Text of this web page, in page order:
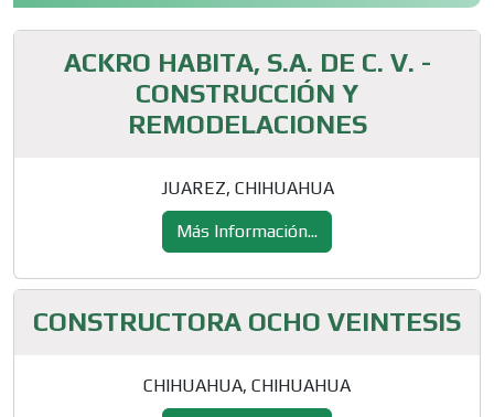
ACKRO HABITA, S.A. DE C. V. -
CONSTRUCCIÓN Y
REMODELACIONES
JUAREZ, CHIHUAHUA
Más Información...
CONSTRUCTORA OCHO VEINTESIS
CHIHUAHUA, CHIHUAHUA